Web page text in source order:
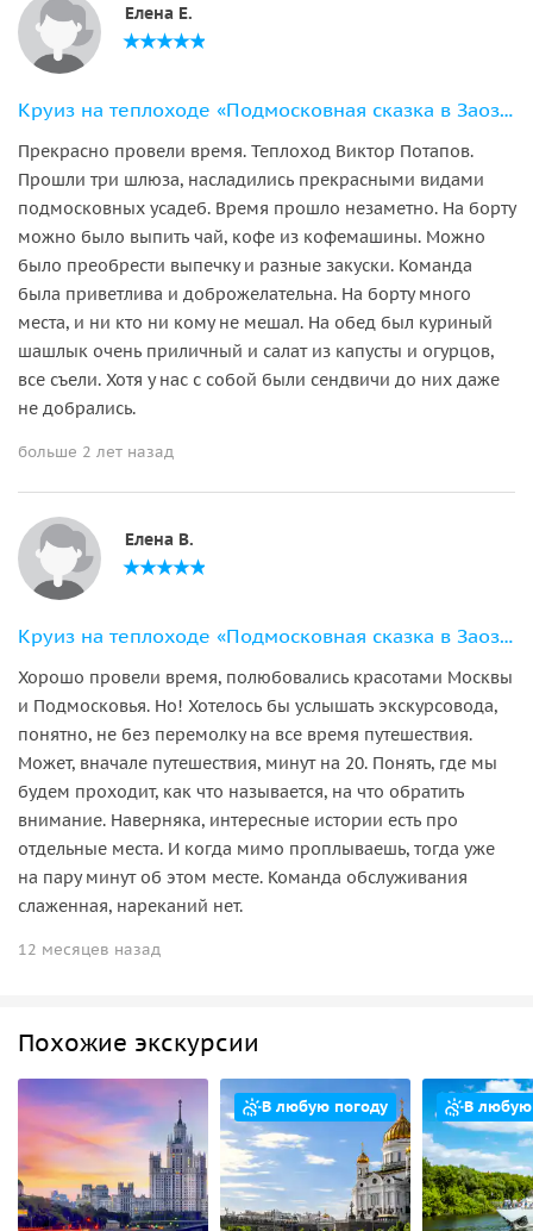
Елена Е.
Круиз на теплоходе «Подмосковная сказка в Заозерье»
Прекрасно провели время. Теплоход Виктор Потапов.
Прошли три шлюза, насладились прекрасными видами
подмосковных усадеб. Время прошло незаметно. На борту
можно было выпить чай, кофе из кофемашины. Можно
было преобрести выпечку и разные закуски. Команда
была приветлива и доброжелательна. На борту много
места, и ни кто ни кому не мешал. На обед был куриный
шашлык очень приличный и салат из капусты и огурцов,
все съели. Хотя у нас с собой были сендвичи до них даже
не добрались.
больше 2 лет назад
Елена В.
Круиз на теплоходе «Подмосковная сказка в Заозерье»
Хорошо провели время, полюбовались красотами Москвы
и Подмосковья. Но! Хотелось бы услышать экскурсовода,
понятно, не без перемолку на все время путешествия.
Может, вначале путешествия, минут на 20. Понять, где мы
будем проходит, как что называется, на что обратить
внимание. Наверняка, интересные истории есть про
отдельные места. И когда мимо проплываешь, тогда уже
на пару минут об этом месте. Команда обслуживания
слаженная, нареканий нет.
12 месяцев назад
Похожие экскурсии
В любую погоду В любую